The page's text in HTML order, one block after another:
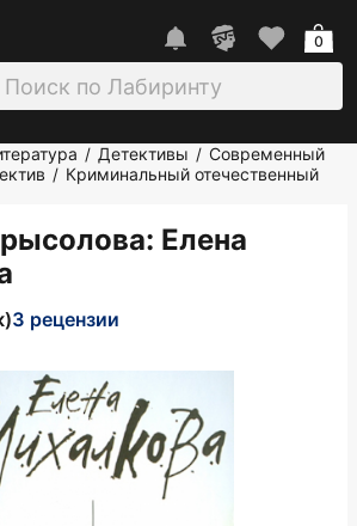
0
/ Детективы / Современный
/ Криминальный отечественный
: Елена
3 рецензии